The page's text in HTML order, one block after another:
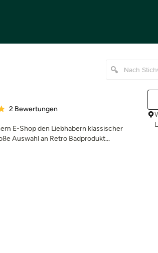
Bewertung: 5 von 5 Sternen
2 Bewertungen
E-Shop den Liebhabern klassischer
Auswahl an Retro Badprodukt...